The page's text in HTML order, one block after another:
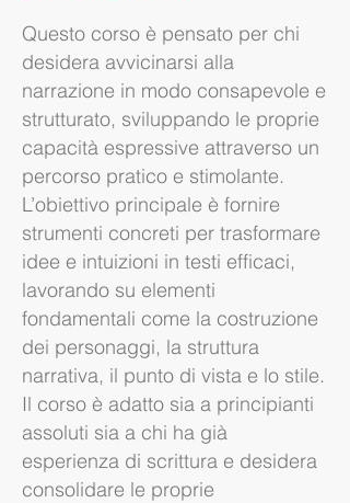
Questo corso è pensato per chi
desidera avvicinarsi alla
narrazione in modo consapevole e
strutturato, sviluppando le proprie
capacità espressive attraverso un
percorso pratico e stimolante.
L’obiettivo principale è fornire
strumenti concreti per trasformare
idee e intuizioni in testi efficaci,
lavorando su elementi
fondamentali come la costruzione
dei personaggi, la struttura
narrativa, il punto di vista e lo stile.
Il corso è adatto sia a principianti
assoluti sia a chi ha già
esperienza di scrittura e desidera
consolidare le proprie